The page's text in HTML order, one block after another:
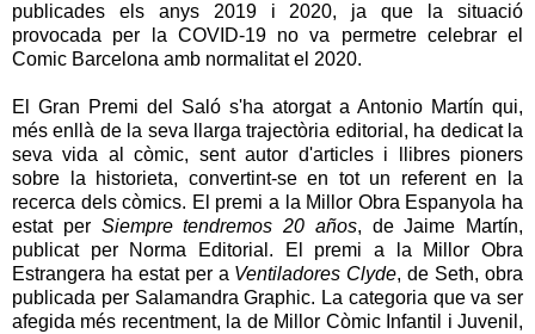
publicades els anys 2019 i 2020, ja que la situació
provocada per la COVID-19 no va permetre celebrar el
Comic Barcelona amb normalitat el 2020.
El Gran Premi del Saló s'ha atorgat a Antonio Martín qui,
més enllà de la seva llarga trajectòria editorial, ha dedicat la
seva vida al còmic, sent autor d'articles i llibres pioners
sobre la historieta, convertint-se en tot un referent en la
recerca dels còmics. El premi a la Millor Obra Espanyola ha
estat per Siempre tendremos 20 años, de Jaime Martín,
publicat per Norma Editorial. El premi a la Millor Obra
Estrangera ha estat per a Ventiladores Clyde, de Seth, obra
publicada per Salamandra Graphic. La categoria que va ser
afegida més recentment, la de Millor Còmic Infantil i Juvenil,